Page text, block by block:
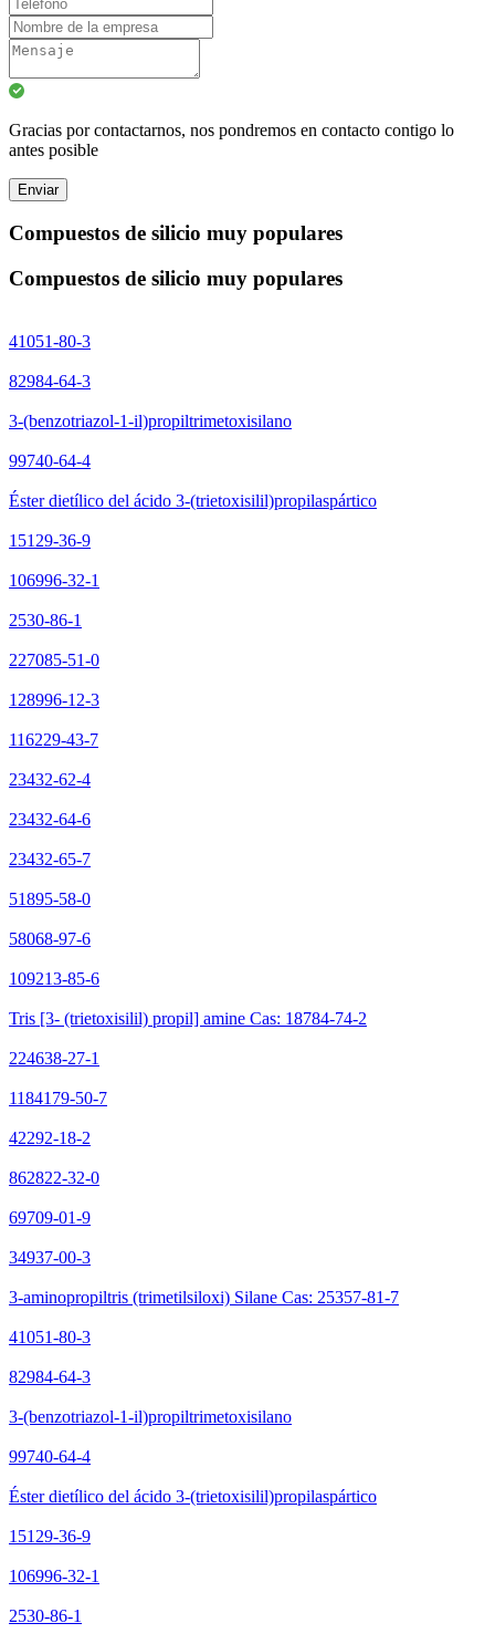
Gracias por contactarnos, nos pondremos en contacto contigo lo
antes posible
Enviar
Compuestos de silicio muy populares
Compuestos de silicio muy populares
41051-80-3
82984-64-3
3-(benzotriazol-1-il)propiltrimetoxisilano
99740-64-4
Éster dietílico del ácido 3-(trietoxisilil)propilaspártico
15129-36-9
106996-32-1
2530-86-1
227085-51-0
128996-12-3
116229-43-7
23432-62-4
23432-64-6
23432-65-7
51895-58-0
58068-97-6
109213-85-6
Tris [3- (trietoxisilil) propil] amine Cas: 18784-74-2
224638-27-1
1184179-50-7
42292-18-2
862822-32-0
69709-01-9
34937-00-3
3-aminopropiltris (trimetilsiloxi) Silane Cas: 25357-81-7
41051-80-3
82984-64-3
3-(benzotriazol-1-il)propiltrimetoxisilano
99740-64-4
Éster dietílico del ácido 3-(trietoxisilil)propilaspártico
15129-36-9
106996-32-1
2530-86-1